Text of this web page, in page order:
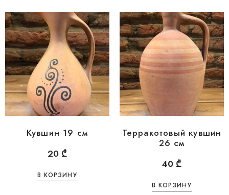
Кувшин 19 см
20 ₾
В КОРЗИНУ
Терракотовый кувшин
26 см
40 ₾
В КОРЗИНУ